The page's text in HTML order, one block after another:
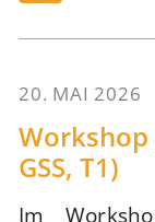
20. MAI 2026
Workshop
GSS, T1)
Im